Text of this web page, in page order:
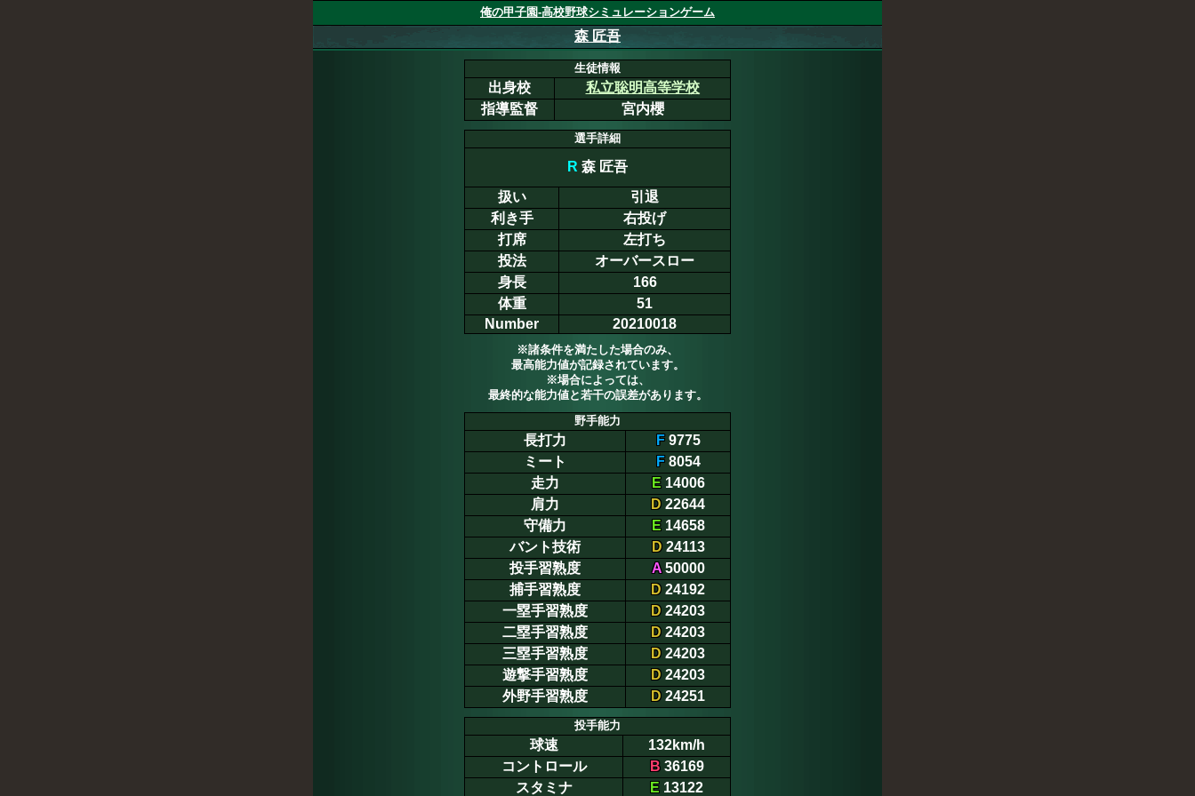
俺の甲子園-高校野球シミュレーションゲーム
森 匠吾
生徒情報
出身校
私立聡明高等学校
指導監督
宮内櫻
選手詳細
R 森 匠吾
扱い
引退
利き手
右投げ
打席
左打ち
投法
オーバースロー
身長
166
体重
51
Number
20210018
※諸条件を満たした場合のみ、
最高能力値が記録されています。
※場合によっては、
最終的な能力値と若干の誤差があります。
野手能力
長打力 F9775
ミート
F8054
走力
E14006
肩力
D 22644
守備力
E14658
バント技術
D24113
投手習熟度
A50000
捕手習熟度
D 24192
一塁手習熟度
D 24203
二塁手習熟度
D 24203
三塁手習熟度
D 24203
遊撃手習熟度
D 24203
外野手習熟度
D 24251
投手能力
球速
132km/h
コントロール
B36169
スタミナ
E 13122